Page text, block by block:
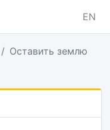
EN
Оставить землю